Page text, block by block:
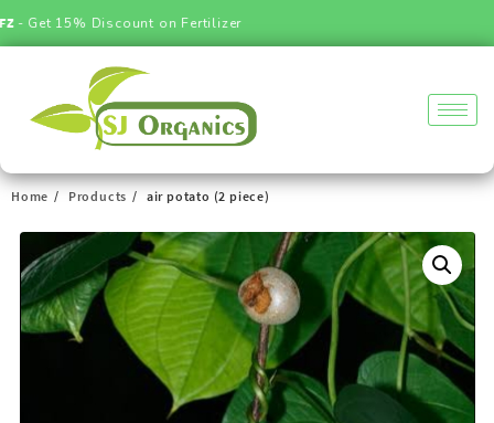
15% Discount on Fertilizer
Home Products air potato (2 piece)